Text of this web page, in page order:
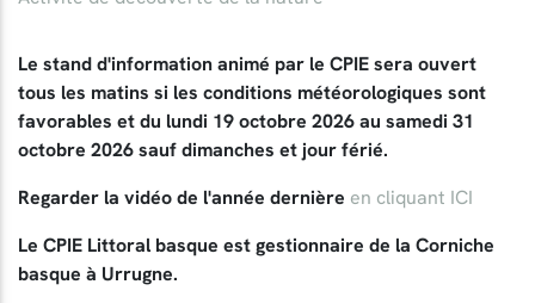
Le stand d'information animé par le CPIE sera ouvert
tous les matins si les conditions météorologiques sont
favorables et du lundi 19 octobre 2026 au samedi 31
octobre 2026 sauf dimanches et jour férié.
Regarder la vidéo de l'année dernière en cliquant ICI
Le CPIE Littoral basque est gestionnaire de la Corniche
basque à Urrugne.